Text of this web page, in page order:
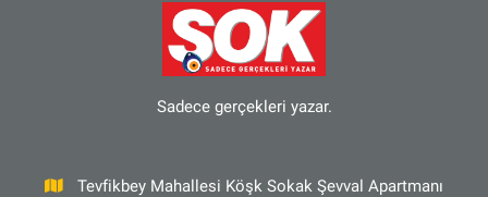
Sadece gerçekleri yazar.
Tevfikbey Mahallesi Köşk Sokak Şevval Apartmanı